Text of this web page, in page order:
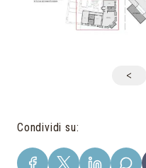
<
Condividi su: